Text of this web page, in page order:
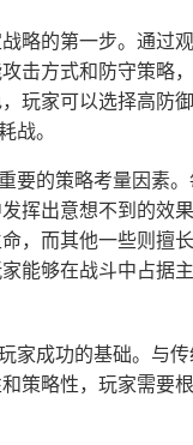
略的第一步。通过
击方式和防守策略
玩家可以选择高防
战。
要的策略考量因素
挥出意想不到的效
，而其他一些则擅
能够在战斗中占据主
家成功的基础。与
策略性，玩家需要